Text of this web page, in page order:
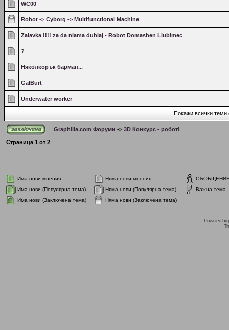
WC00
Robot -> Cyborg -> Multifunctional Machine
Zaiavka !!!! za da niama dublaj - Robot Domashen Liubimec
?
Няколкорък барман...
GalBurt
Underwater worker
Покажи всички теми
Graphilla.com Форуми -> 3D Конкурс - робот!
Страница 1 от 2
Има нови мнения Няма нови мнения
Има нови (Популярна тема)
Няма нови (Популярна тема)
Важна тема
Има нови (Заключена тема)
Няма нови (Заключена тема)
Powered by